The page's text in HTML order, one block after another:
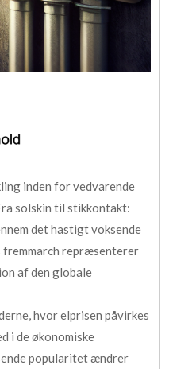
inden for vedvarende
solskin til stikkontakt:
det hastigt voksende
fremmarch repræsenterer
af den globale
hvor elprisen påvirkes
i de økonomiske
popularitet ændrer